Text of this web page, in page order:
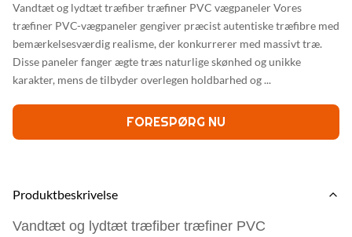
Vandtæt og lydtæt træfiber træfiner PVC vægpaneler Vores
træfiner PVC-vægpaneler gengiver præcist autentiske træfibre med
bemærkelsesværdig realisme, der konkurrerer med massivt træ.
Disse paneler fanger ægte træs naturlige skønhed og unikke
karakter, mens de tilbyder overlegen holdbarhed og ...
FORESPØRG NU
Produktbeskrivelse
Vandtæt og lydtæt træfiber træfiner PVC